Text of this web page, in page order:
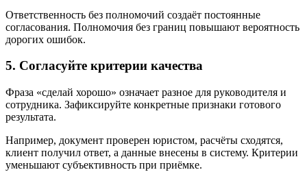
Ответственность без полномочий создаёт постоянные
согласования. Полномочия без границ повышают вероятность
дорогих ошибок.
5. Согласуйте критерии качества
Фраза «сделай хорошо» означает разное для руководителя и
сотрудника. Зафиксируйте конкретные признаки готового
результата.
Например, документ проверен юристом, расчёты сходятся,
клиент получил ответ, а данные внесены в систему. Критерии
уменьшают субъективность при приёмке.